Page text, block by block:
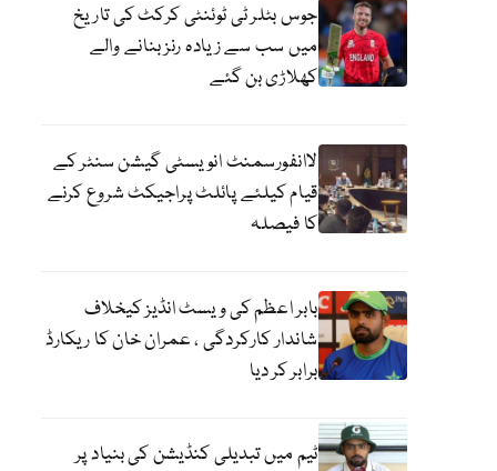
جوس بٹلر ٹی ٹوئنٹی کرکٹ کی تاریخ
میں سب سے زیادہ رنز بنانے والے
کھلاڑی بن گئے
لاانفورسمنٹ انویسٹی گیشن سنٹر کے
قیام کیلئے پائلٹ پراجیکٹ شروع کرنے
کا فیصلہ
بابر اعظم کی ویسٹ انڈیز کیخلاف
شاندار کارکردگی ، عمران خان کا ریکارڈ
برابر کر دیا
ٹیم میں تبدیلی کنڈیشن کی بنیاد پر